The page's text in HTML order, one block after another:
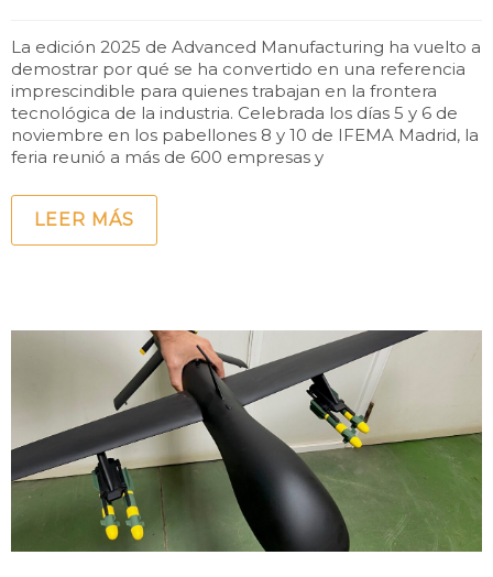
La edición 2025 de Advanced Manufacturing ha vuelto a
demostrar por qué se ha convertido en una referencia
imprescindible para quienes trabajan en la frontera
tecnológica de la industria. Celebrada los días 5 y 6 de
noviembre en los pabellones 8 y 10 de IFEMA Madrid, la
feria reunió a más de 600 empresas y
LEER MÁS